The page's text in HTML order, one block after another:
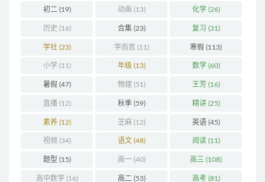
初二 (19) 动画 (13) 化学(26)
历史 (16) 合集(23) 复习 (31)
学社(23) 学而思 (11) 寒假 (113)
小学(11) 年级 (13) 数学(60)
暑假 (47) 物理 (51) 王芳(16)
直播(12) 秋季(59) 精讲(25)
素养(12) 芝麻(12) 英语(45)
视频 (34) 语文 (48) 阅读(11)
题型 (15) 高一(40) 高三 (108)
高中数学(16) 高二 (53) 高考(81)